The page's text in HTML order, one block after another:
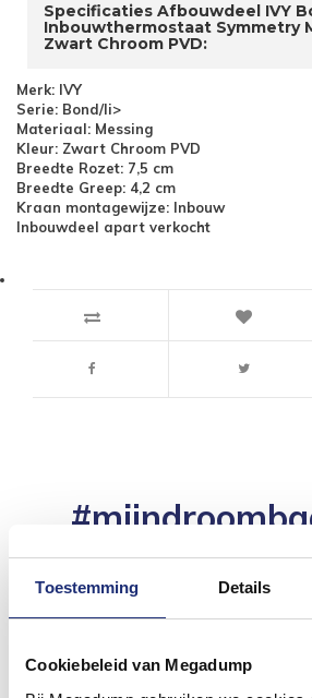
Toestemming Details
Cookiebeleid van Megadump
Specificaties Afbouwdeel IVY
Inbouwthermostaat Symmetry
Zwart Chroom PVD:
Merk: IVY
Serie: Bond/li>
Materiaal: Messing
Kleur: Zwart Chroom PVD
Breedte Rozet: 7,5 cm
Breedte Greep: 4,2 cm
Kraan montagewijze: Inbouw
Inbouwdeel apart verkocht
Wij geloven in de kracht van
en tag @megadumpnl. Samen
badkamerstijlen. Doe